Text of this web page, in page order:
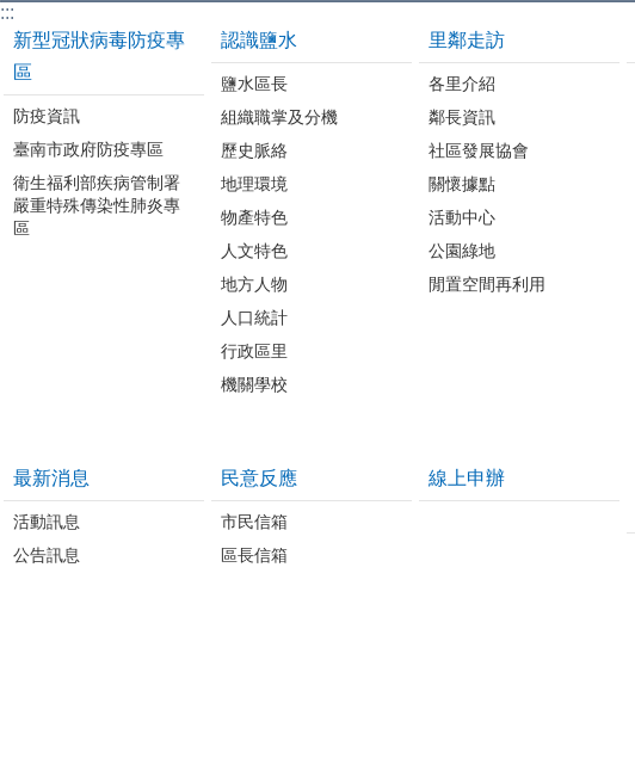
:::
新型冠狀病毒防疫專
區
防疫資訊
臺南市政府防疫專區
衛生福利部疾病管制署
嚴重特殊傳染性肺炎專
區
認識鹽水
鹽水區長
組織職掌及分機
歷史脈絡
地理環境
物產特色
人文特色
地方人物
人口統計
行政區里
機關學校
里鄰走訪
各里介紹
鄰長資訊
社區發展協會
關懷據點
活動中心
公園綠地
閒置空間再利用
最新消息
活動訊息
公告訊息
民意反應
市民信箱
區長信箱
線上申辦